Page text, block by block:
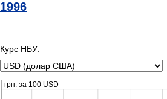
1996
Курс НБУ: